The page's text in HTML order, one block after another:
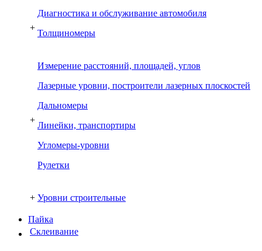
+
Диагностика и обслуживание автомобиля
Толщиномеры
+
Измерение расстояний, площадей, углов
Лазерные уровни, построители лазерных плоскостей
Дальномеры
Линейки, транспортиры
Угломеры-уровни
Рулетки
+ Уровни строительные
Пайка
Склеивание